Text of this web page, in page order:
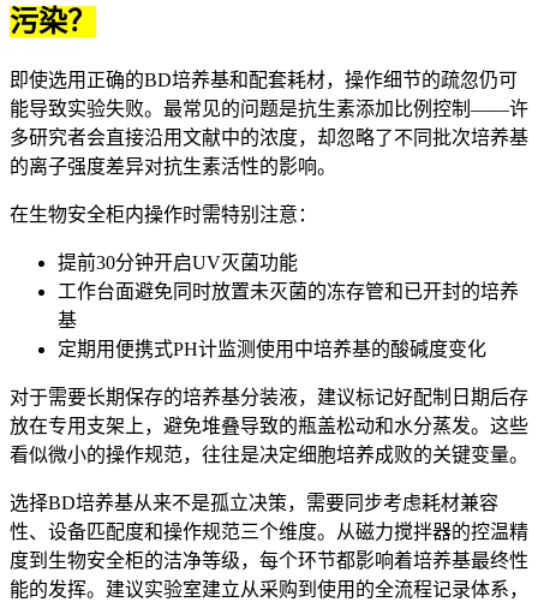
污染？
即使选用正确的BD培养基和配套耗材，操作细节的疏忽仍可
能导致实验失败。最常见的问题是抗生素添加比例控制——许
多研究者会直接沿用文献中的浓度，却忽略了不同批次培养基
的离子强度差异对抗生素活性的影响。
在生物安全柜内操作时需特别注意：
提前30分钟开启UV灭菌功能
工作台面避免同时放置未灭菌的冻存管和已开封的培养
基
定期用便携式PH计监测使用中培养基的酸碱度变化
对于需要长期保存的培养基分装液，建议标记好配制日期后存
放在专用支架上，避免堆叠导致的瓶盖松动和水分蒸发。这些
看似微小的操作规范，往往是决定细胞培养成败的关键变量。
选择BD培养基从来不是孤立决策，需要同步考虑耗材兼容
性、设备匹配度和操作规范三个维度。从磁力搅拌器的控温精
度到生物安全柜的洁净等级，每个环节都影响着培养基最终性
能的发挥。建议实验室建立从采购到使用的全流程记录体系，